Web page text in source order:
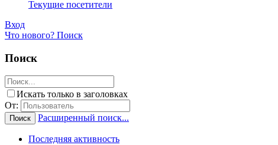
Текущие посетители
Вход
Что нового? Поиск
Поиск
Искать только в заголовках
От:
Поиск Расширенный поиск...
Последняя активность